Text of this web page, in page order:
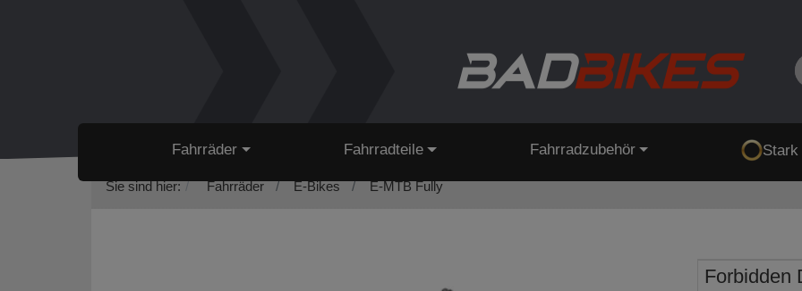
Fahrräder Fahrradteile Fahrradzubehör Stark
Sie sind hier: Fahrräder E-Bikes E-MTB Fully
Forbidden